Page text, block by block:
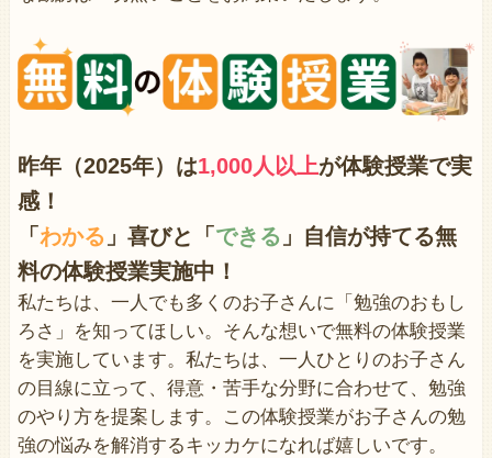
昨年（2025年）は1,000人以上が体験授業で実
感！
「わかる 」喜びと「できる 」自信が持てる無
料の体験授業実施中！
私たちは、一人でも多くのお子さんに「勉強のおもし
ろさ」を知ってほしい。そんな想いで無料の体験授業
を実施しています。私たちは、一人ひとりのお子さん
の目線に立って、得意・苦手な分野に合わせて、勉強
のやり方を提案します。この体験授業がお子さんの勉
強の悩みを解消するキッカケになれば嬉しいです。